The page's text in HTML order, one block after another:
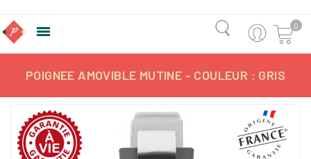
 0
POIGNEE AMOVIBLE MUTINE - COULEUR : GRIS